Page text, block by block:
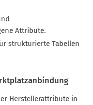
Attribute.
strukturierte Tabellen
Herstellerattribute in